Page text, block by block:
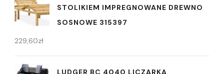
STOLIKIEM IMPREGNOWANE DREWNO
SOSNOWE 315397
229,60zł
LUDGER BC 4040 LICZARKA